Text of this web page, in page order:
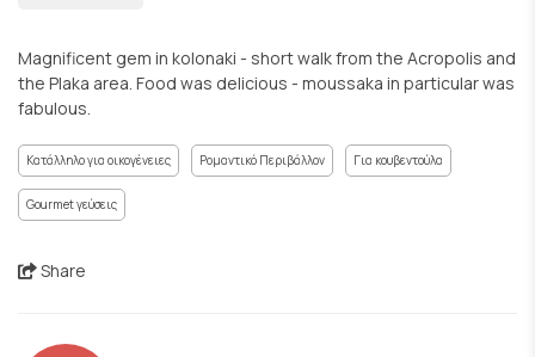
Magnificent gem in kolonaki - short walk from the Acropolis and
the Plaka area. Food was delicious - moussaka in particular was
fabulous.
Κατάλληλο για οικογένειες Ρομαντικό Περιβάλλον Για κουβεντούλα
Gourmet γεύσεις
Share